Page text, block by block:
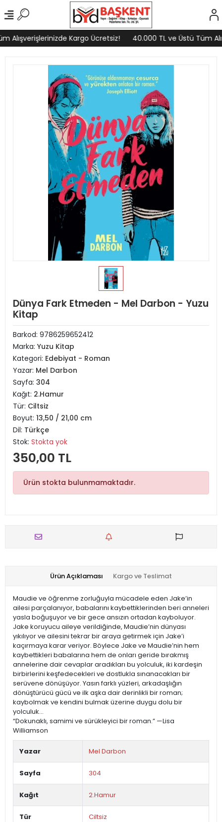
Alışverişlerinizde Kargo Ücretsiz! 40.000 TL ve Üstü Tüm
Dünya Fark Etmeden - Mel Darbon - Yuzu
Kitap
Barkod: 9786259652412
Marka: Yuzu Kitap
Kategori: Edebiyat - Roman
Yazar: Mel Darbon
Sayfa: 304
Kağıt: 2.Hamur
Tür: Ciltsiz
Boyut: 13,50 / 21,00 cm
Dil: Türkçe
Stok: Stokta yok
350,00 TL
Ürün stokta bulunmamaktadır.
Ürün Açıklaması Kargo ve Teslimat
Maudie ve öğrenme zorluğuyla mücadele eden Jake’in
ailesi parçalanıyor, babalarını kaybettiklerinden beri anneleri
yasla boğuşuyor ve bir gece ansızın ortadan kayboluyor.
Jake koruyucu aileye verildiğinde, Maudie’nin dünyası
yıkılıyor ve ailesini tekrar bir araya getirmek için Jake’i
kaçırmaya karar veriyor. Böylece Jake ve Maudie’nin hem
kaybettikleri babalarına hem de onları geride bırakmış
annelerine dair cevaplar aradıkları bu yolculuk, iki kardeşin
birbirlerini keşfedecekleri ve dostlukla sınanacakları bir
serüvene dönüşüyor. Yasın farklı yüzleri, arkadaşlığın
dönüştürücü gücü ve ilk aşka dair derinlikli bir roman;
kaybolmak ve kendini bulmak üzerine duygu dolu bir
yolculuk...
“Dokunaklı, samimi ve sürükleyici bir roman.” —Lisa
Williamson
Yazar Mel Darbon
Sayfa 304
Kağıt 2.Hamur
Tür Ciltsiz